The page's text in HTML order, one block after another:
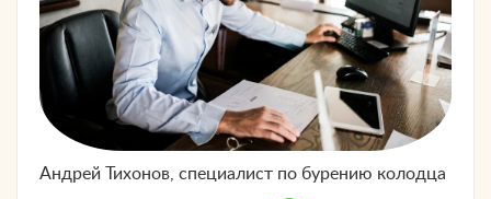
Андрей Тихонов, специалист по бурению колодца